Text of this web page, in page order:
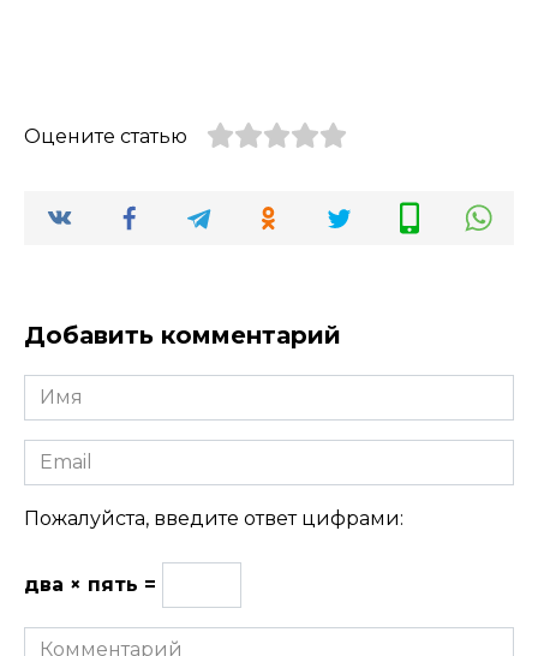
Оцените статью
Добавить комментарий
Имя
Email
Пожалуйста, введите ответ цифрами:
два × пять =
Комментарий